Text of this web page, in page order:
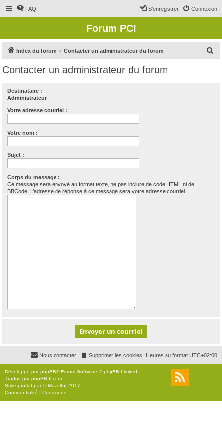
FAQ Connexion
S’enregistrer
Forum PCI
Index du forum Contacter un administrateur du forum
Contacter un administrateur du forum
Destinataire :
Administrateur
Votre adresse courriel :
Votre nom :
Sujet :
Corps du message :
Ce message sera envoyé au format texte, ne pas inclure de code HTML ni de
BBCode. L’adresse de réponse à ce message sera votre adresse courriel.
Heures au format UTC+02:00
Supprimer les cookies
Nous contacter
Développé parphpBB® Forum Software © phpBB Limited
Traduit parphpBB-fr.com
Style proflat par ©Mazeltof 2017
Confidentialité | Conditions